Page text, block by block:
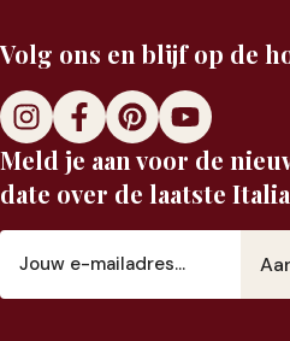
Volg ons en blijf op de
Meld je aan voor de
date over de laatste
mailadres